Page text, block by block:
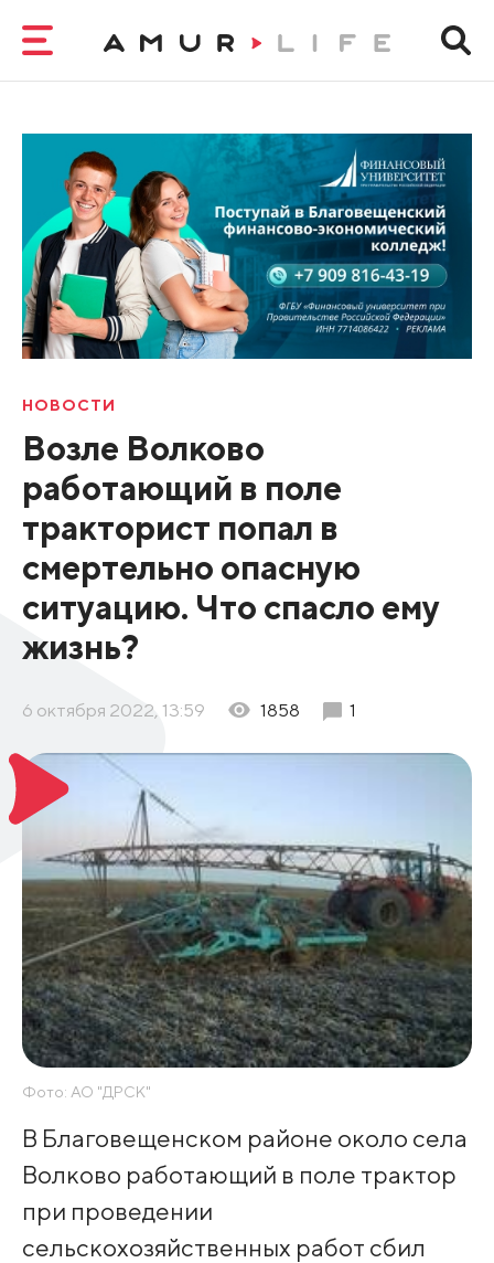
НОВОСТИ
Возле Волково
работающий в поле
тракторист попал в
смертельно опасную
ситуацию. Что спасло ему
жизнь?
6 октября 2022, 13:59 1858 1
Фото: АО "ДРСК"
В Благовещенском районе около села
Волково работающий в поле трактор
при проведении
сельскохозяйственных работ сбил